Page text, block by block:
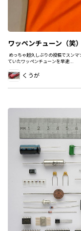
ワッペンチューン（笑）
めっちゃ超久しぶりの投稿でスン
ていたワッペンチューンを早速...
くうが